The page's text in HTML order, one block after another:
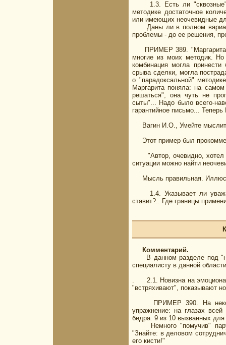
1.3. Есть ли "сквозные"
методике достаточное
или имеющих неочевидные
Даны ли в полном
проблемы - до ее решения,
ПРИМЕР 389. "Маргарита,
многие из моих методик.
комбинация могла
срыва сделки, могла
о "парадоксальной"
Маргарита поняла: на
решаться", она чуть не
сыты"... Надо было всего-
гарантийное письмо...
Вагин И.О., Умейте
Этот пример был
"Автор, очевидно, хотел
ситуации можно найти
Мысль правильная.
1.4. Указывает ли
ставит?.. Где границы
Комментарий.
В данном разделе под
специалисту в данной
. 2.1. Новизна на
"встряхивают", показывают
ПРИМЕР 390. На
упражнение: на глазах всей
бедра. 9 из 10 вызванных
Немного "помучив" пару,
"Знайте: в деловом
его кисти!"